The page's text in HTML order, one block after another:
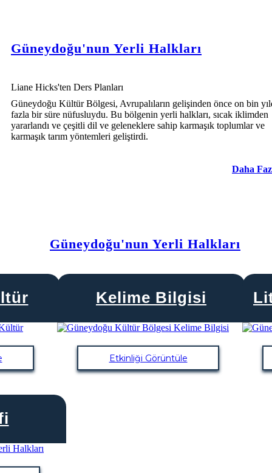
Güneydoğu'nun Yerli Halkları
Liane Hicks'ten Ders Planları
Güneydoğu Kültür Bölgesi, Avrupalıların gelişinden önce on bin
fazla bir süre nüfusluydu. Bu bölgenin yerli halkları, sıcak iklimden
yararlandı ve çeşitli dil ve geleneklere sahip karmaşık toplumlar ve
karmaşık tarım yöntemleri geliştirdi.
Daha
Güneydoğu'nun Yerli Halkları
Kelime Bilgisi
Etkinliği Görüntüle